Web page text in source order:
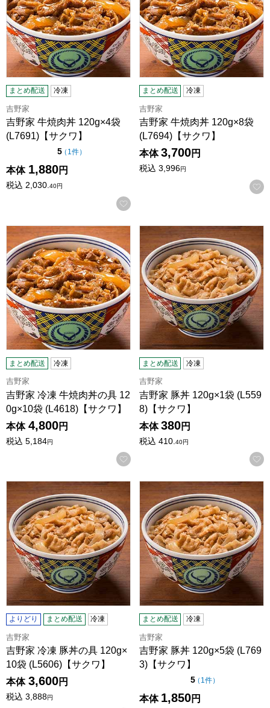
まとめ配送 冷凍
吉野家
吉野家 牛焼肉丼 120g×4袋
(L7691)【サクワ】
5点（5点満点中）
（ 1件の評価
）
本体 1,880円
税込 2,030.40円
お気に入りに登録する
まとめ配送 冷凍
吉野家
吉野家 牛焼肉丼 120g×8袋
(L7694)【サクワ】
本体 3,700円
税込 3,996円
吉野家 冷凍 牛焼肉丼の具 120g×10袋 (L4618)【サクワ】
まとめ配送 冷凍
吉野家
吉野家 冷凍 牛焼肉丼の具 12
0g×10袋 (L4618)【サクワ】
本体 4,800円
税込 5,184円
お気に入りに登録する
吉野家 豚丼 120g×1袋
まとめ配送 冷凍
吉野家
吉野家 豚丼 120g×1袋 (L559
8)【サクワ】
本体 380円
税込 410. 40円
吉野家 冷凍 豚丼の具 120g×10袋 (L5606)【サクワ】
よりどり まとめ配送 冷凍
吉野家
吉野家 冷凍 豚丼の具 120g×
10袋 (L5606)【サクワ】
本体 3,600円
税込 3,888円
吉野家 豚丼 120g×5袋
まとめ配送 冷凍
吉野家
吉野家 豚丼 120g×5袋 (L769
3)【サクワ】
5点（5点満点中）
（ 1件の評価
）
本体 1,850円